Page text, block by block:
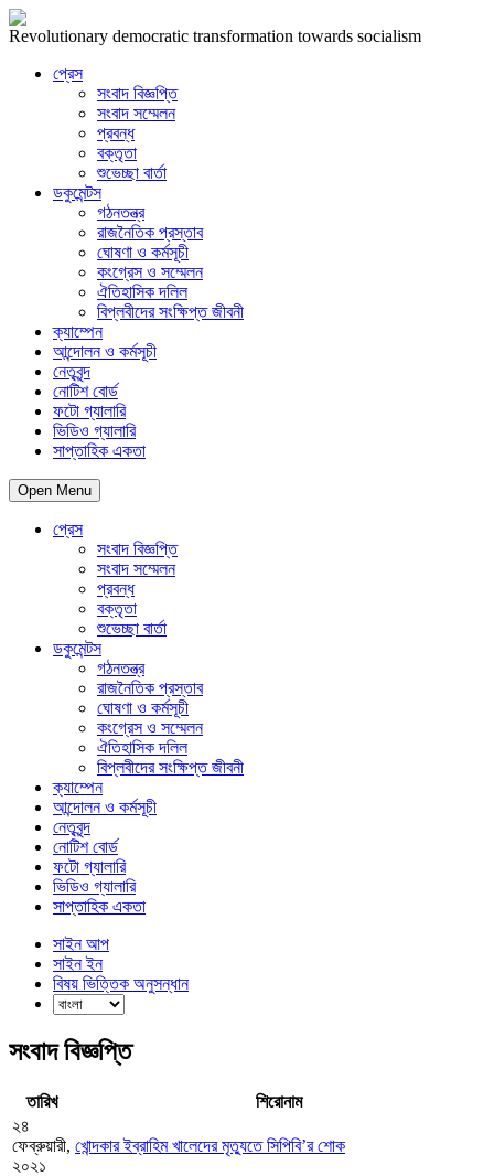
Revolutionary democratic transformation towards socialism
প্রেস
সংবাদ বিজ্ঞপ্তি
সংবাদ সম্মেলন
প্রবন্ধ
বক্তৃতা
শুভেচ্ছা বার্তা
ডকুমেন্টস
গঠনতন্ত্র
রাজনৈতিক প্রস্তাব
ঘোষণা ও কর্মসূচী
কংগ্রেস ও সম্মেলন
ঐতিহাসিক দলিল
বিপ্লবীদের সংক্ষিপ্ত জীবনী
ক্যাম্পেন
আন্দোলন ও কর্মসূচী
নেতৃবৃন্দ
নোটিশ বোর্ড
ফটো গ্যালারি
ভিডিও গ্যালারি
সাপ্তাহিক একতা
Open Menu
প্রেস
সংবাদ বিজ্ঞপ্তি
সংবাদ সম্মেলন
প্রবন্ধ
বক্তৃতা
শুভেচ্ছা বার্তা
ডকুমেন্টস
গঠনতন্ত্র
রাজনৈতিক প্রস্তাব
ঘোষণা ও কর্মসূচী
কংগ্রেস ও সম্মেলন
ঐতিহাসিক দলিল
বিপ্লবীদের সংক্ষিপ্ত জীবনী
ক্যাম্পেন
আন্দোলন ও কর্মসূচী
নেতৃবৃন্দ
নোটিশ বোর্ড
ফটো গ্যালারি
ভিডিও গ্যালারি
সাপ্তাহিক একতা
সাইন আপ
সাইন ইন
বিষয় ভিত্তিক অনুসন্ধান
সংবাদ বিজ্ঞপ্তি
তারিখ
শিরোনাম
২৪
ফেব্রুয়ারী,
২০২১
খোন্দকার ইব্রাহিম খালেদের মৃত্যুতে সিপিবি’র শোক